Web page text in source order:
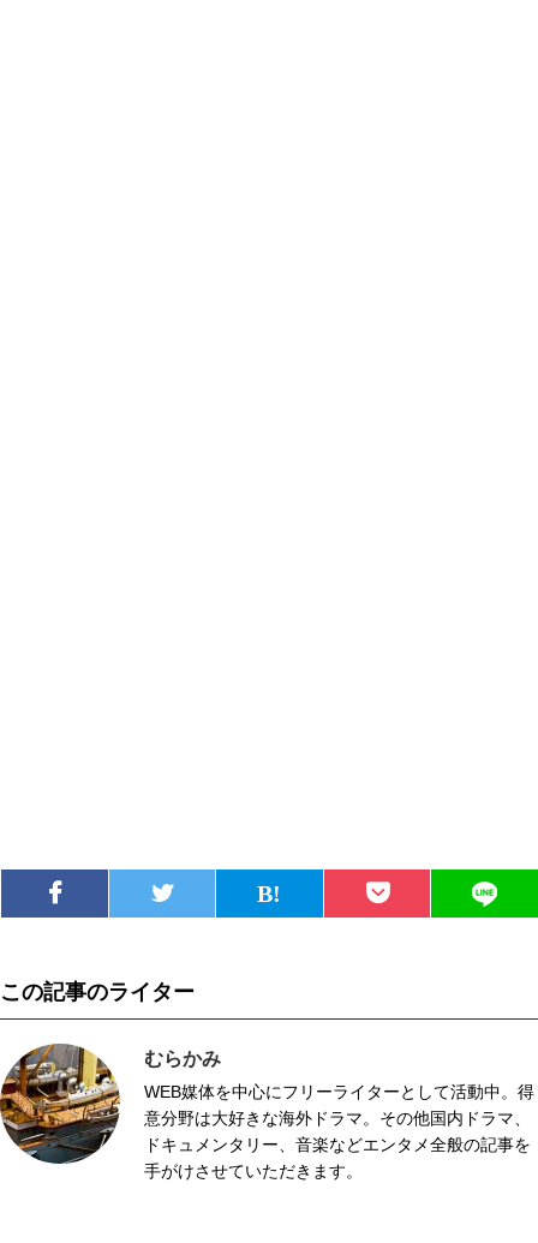
この記事のライター
むらかみ
WEB媒体を中心にフリーライターとして活動中。得
意分野は大好きな海外ドラマ。その他国内ドラマ、
ドキュメンタリー、音楽などエンタメ全般の記事を
手がけさせていただきます。